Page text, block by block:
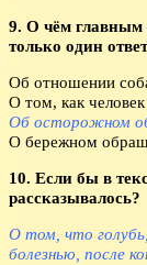
9. О чём главным
только один
Об отношении
О том, как
Об осторожном
О бережном
10. Если бы в
рассказывалось?
О том, что
болезнью, после